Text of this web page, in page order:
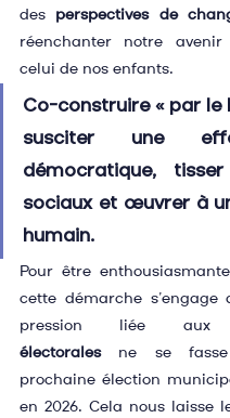
des perspectives de
réenchanter notre
celui de nos enfants.
Co-construire « par le
susciter une
démocratique,
sociaux et œuvrer à
humain.
Pour être
cette démarche s’engage
pression liée
électorales ne se fasse
prochaine élection
en 2026. Cela nous laisse